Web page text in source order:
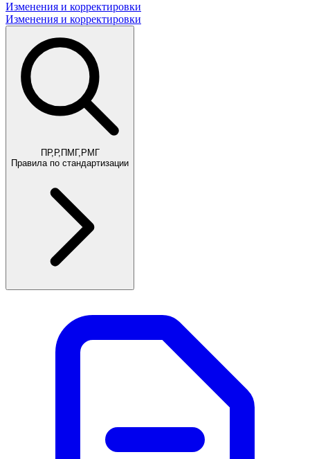
Изменения и корректировки
Изменения и корректировки
ПР,Р,ПМГ,РМГ
Правила по стандартизации